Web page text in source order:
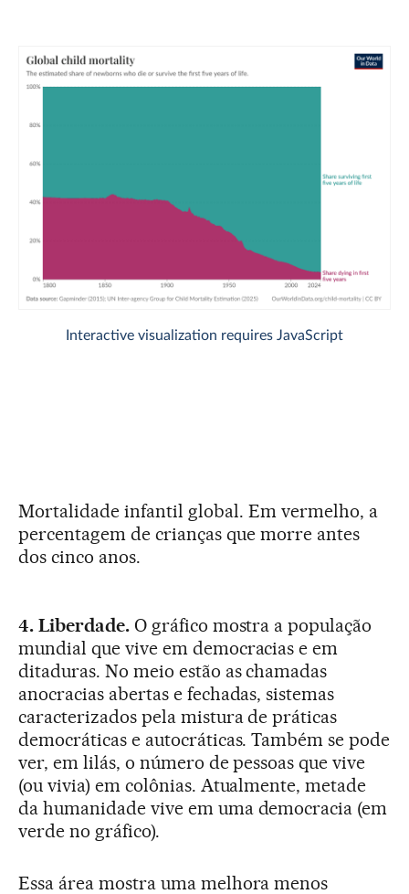
Mortalidade infantil global. Em vermelho, a
percentagem de crianças que morre antes
dos cinco anos.
4. Liberdade.O gráfico mostra a população
mundial que vive em democracias e em
ditaduras. No meio estão as chamadas
anocracias abertas e fechadas, sistemas
caracterizados pela mistura de práticas
democráticas e autocráticas. Também se pode
ver, em lilás, o número de pessoas que vive
(ou vivia) em colônias. Atualmente, metade
da humanidade vive em uma democracia (em
verde no gráfico).
Essa área mostra uma melhora menos